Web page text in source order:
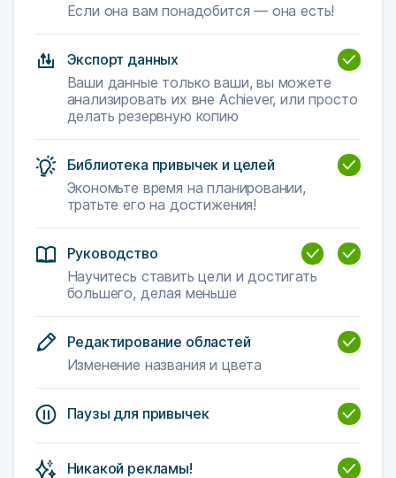
Если она вам понадобится — она есть!
Экспорт данных
Ваши данные только ваши, вы можете
анализировать их вне Achiever, или просто
делать резервную копию
Библиотека привычек и целей
Экономьте время на планировании,
тратьте его на достижения!
Руководство
Научитесь ставить цели и достигать
большего, делая меньше
Редактирование областей
Изменение названия и цвета
Паузы для привычек
Никакой рекламы!